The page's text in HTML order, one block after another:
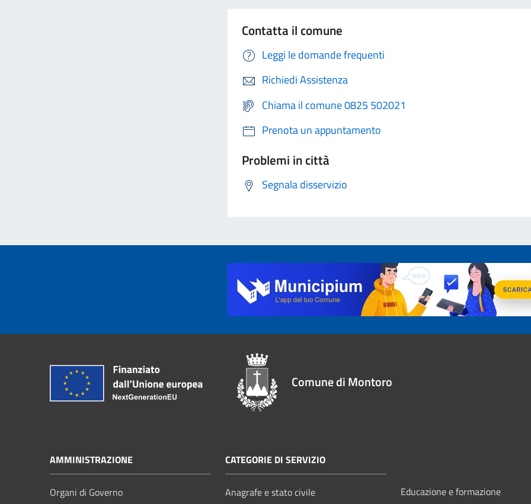
Contatta il comune
Leggi le domande frequenti
Richiedi Assistenza
Chiama il comune 0825 502021
Prenota un appuntamento
Problemi in città
Segnala disservizio
Comune di Montoro
AMMINISTRAZIONE
Organi di Governo
CATEGORIE DI SERVIZIO
Anagrafe e stato civile
Educazione e formazione